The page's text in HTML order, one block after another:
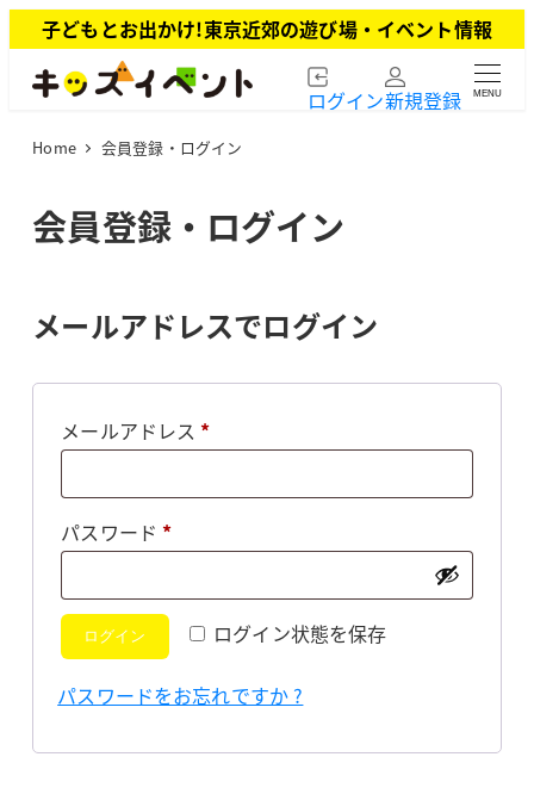
イ
子どもとお出かけ!東京近郊の遊び場・イベント情報
ログイン新規登録 MENU
Home 会員登録・ログイン
会員登録・ログイン
メールアドレスでログイン
メールアドレス *必
パスワード *必
ログイン状態を保存
ログイン
パスワードをお忘れですか ?